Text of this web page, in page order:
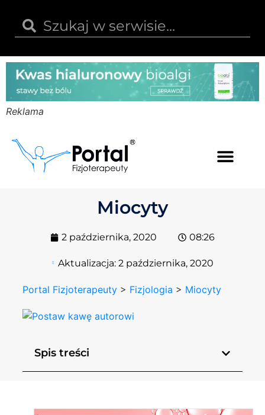
Reklama
Miocyty
2 października, 2020 08:26
Aktualizacja: 2 października, 2020
Portal Fizjoterapeuty > Fizjologia > Miocyty
Spis treści